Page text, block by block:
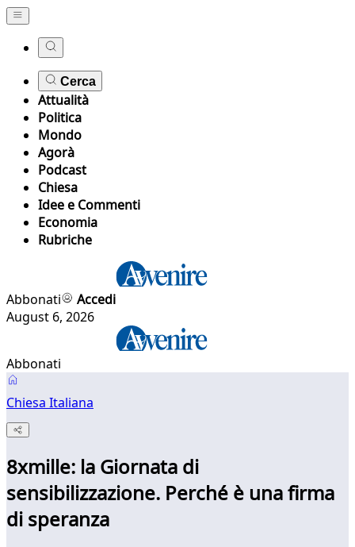
Cerca
Attualità
Politica
Mondo
Agorà
Podcast
Chiesa
Idee e Commenti
Economia
Rubriche
Abbonati
Accedi
August 6, 2026
Abbonati
Chiesa Italiana
8xmille: la Giornata di
sensibilizzazione. Perché è una firma
di speranza